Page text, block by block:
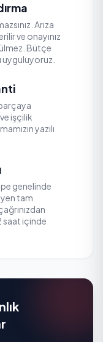
Arıza
ve onayınız
Bütçe
parçaya
işçilik
yazılı
genelinde
tam
saat içinde